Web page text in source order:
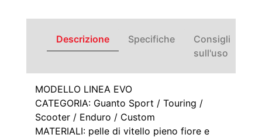
Descrizione Specifiche
Consigli
sull'uso
MODELLO LINEA EVO
CATEGORIA: Guanto Sport / Touring /
Scooter / Enduro / Custom
MATERIALI: pelle di vitello pieno fiore e